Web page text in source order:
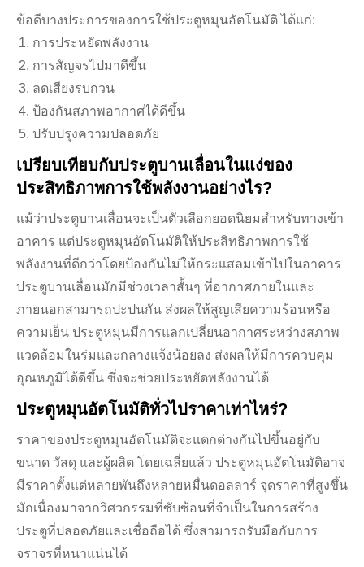
ข้อดีบางประการของการใช้ประตูหมุนอัตโนมัติ ได้แก่:
การประหยัดพลังงาน
การสัญจรไปมาดีขึ้น
ลดเสียงรบกวน
ป้องกันสภาพอากาศได้ดีขึ้น
ปรับปรุงความปลอดภัย
เปรียบเทียบกับประตูบานเลื่อนในแง่ของ
ประสิทธิภาพการใช้พลังงานอย่างไร?
แม้ว่าประตูบานเลื่อนจะเป็นตัวเลือกยอดนิยมสำหรับทางเข้า
อาคาร แต่ประตูหมุนอัตโนมัติให้ประสิทธิภาพการใช้
พลังงานที่ดีกว่าโดยป้องกันไม่ให้กระแสลมเข้าไปในอาคาร
ประตูบานเลื่อนมักมีช่วงเวลาสั้นๆ ที่อากาศภายในและ
ภายนอกสามารถปะปนกัน ส่งผลให้สูญเสียความร้อนหรือ
ความเย็น ประตูหมุนมีการแลกเปลี่ยนอากาศระหว่างสภาพ
แวดล้อมในร่มและกลางแจ้งน้อยลง ส่งผลให้มีการควบคุม
อุณหภูมิได้ดีขึ้น ซึ่งจะช่วยประหยัดพลังงานได้
ประตูหมุนอัตโนมัติทั่วไปราคาเท่าไหร่?
ราคาของประตูหมุนอัตโนมัติจะแตกต่างกันไปขึ้นอยู่กับ
ขนาด วัสดุ และผู้ผลิต โดยเฉลี่ยแล้ว ประตูหมุนอัตโนมัติอาจ
มีราคาตั้งแต่หลายพันถึงหลายหมื่นดอลลาร์ จุดราคาที่สูงขึ้น
มักเนื่องมาจากวิศวกรรมที่ซับซ้อนที่จำเป็นในการสร้าง
ประตูที่ปลอดภัยและเชื่อถือได้ ซึ่งสามารถรับมือกับการ
จราจรที่หนาแน่นได้